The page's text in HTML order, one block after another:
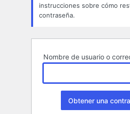
instrucciones sobre cómo
contraseña.
Nombre de usuario o